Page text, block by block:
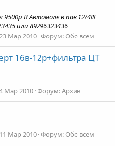
9500р В Автомоле в пав 12/4!!!
или 89296323436
23 Мар 2010 Форум: Обо всем
16в-12р+фильтра ЦТ
Мар 2010 Форум:Архив
11 Мар 2010 Форум: Обо всем